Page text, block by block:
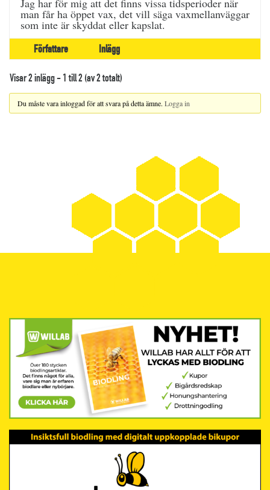
Jag har för mig att det finns vissa tidsperioder när
man får ha öppet vax, det vill säga vaxmellanväggar
som inte är skyddat eller kapslat.
Författare Inlägg
Visar 2 inlägg - 1 till 2 (av 2 totalt)
Du måste vara inloggad för att svara på detta ämne. Logga in